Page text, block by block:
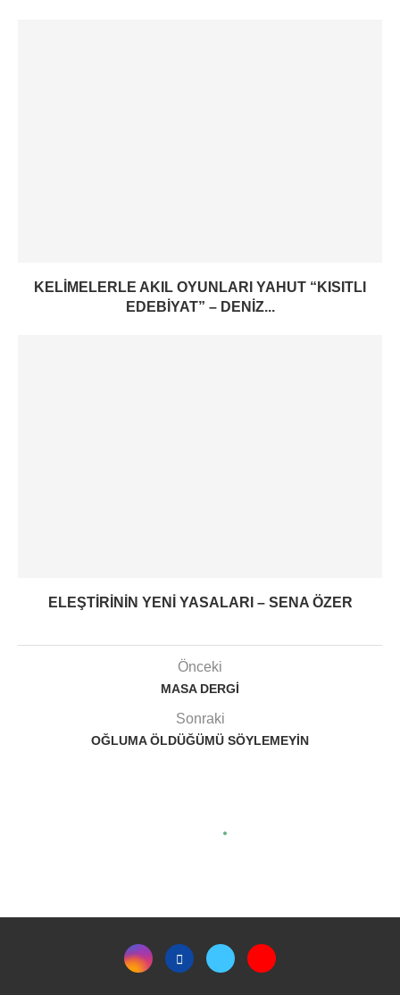
KELIMELERLE AKIL OYUNLARI YAHUT “KISITLI
EDEBIYAT” – DENIZ...
ELEŞTIRININ YENI YASALARI – SENA ÖZER
Önceki
MASA DERGI
Sonraki
OĞLUMA ÖLDÜĞÜMÜ SÖYLEMEYIN